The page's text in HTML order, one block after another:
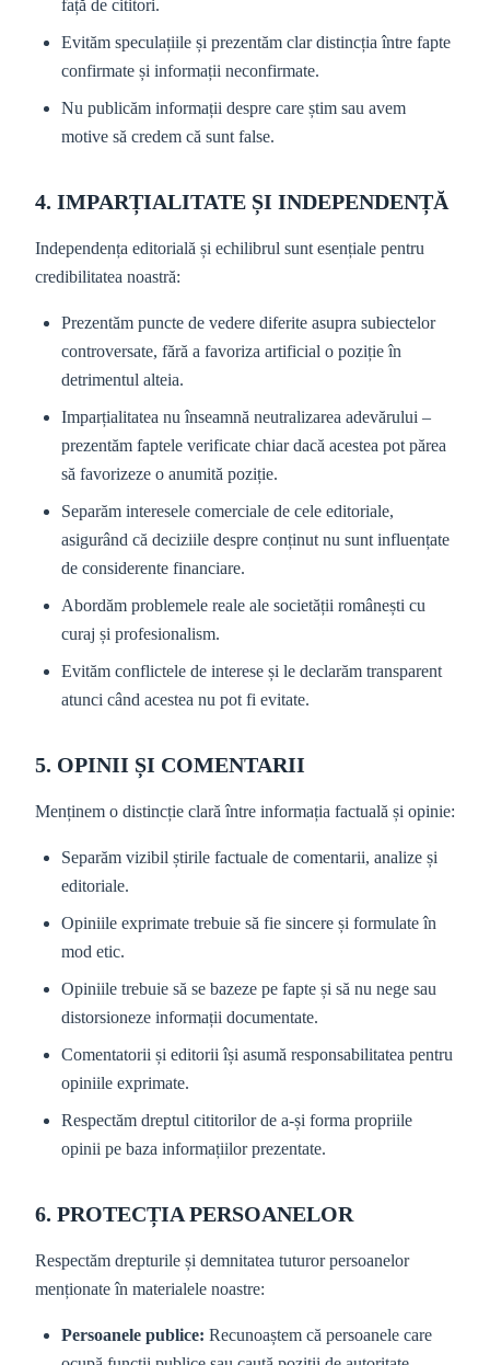
față de cititori.
Evităm speculațiile și prezentăm clar distincția între fapte
confirmate și informații neconfirmate.
Nu publicăm informații despre care știm sau avem
motive să credem că sunt false.
4. IMPARȚIALITATE ȘI INDEPENDENȚĂ
Independența editorială și echilibrul sunt esențiale pentru
credibilitatea noastră:
Prezentăm puncte de vedere diferite asupra subiectelor
controversate, fără a favoriza artificial o poziție în
detrimentul alteia.
Imparțialitatea nu înseamnă neutralizarea adevărului –
prezentăm faptele verificate chiar dacă acestea pot părea
să favorizeze o anumită poziție.
Separăm interesele comerciale de cele editoriale,
asigurând că deciziile despre conținut nu sunt influențate
de considerente financiare.
Abordăm problemele reale ale societății românești cu
curaj și profesionalism.
Evităm conflictele de interese și le declarăm transparent
atunci când acestea nu pot fi evitate.
5. OPINII ȘI COMENTARII
Menținem o distincție clară între informația factuală și opinie:
Separăm vizibil știrile factuale de comentarii, analize și
editoriale.
Opiniile exprimate trebuie să fie sincere și formulate în
mod etic.
Opiniile trebuie să se bazeze pe fapte și să nu nege sau
distorsioneze informații documentate.
Comentatorii și editorii își asumă responsabilitatea pentru
opiniile exprimate.
Respectăm dreptul cititorilor de a-și forma propriile
opinii pe baza informațiilor prezentate.
6. PROTECȚIA PERSOANELOR
Respectăm drepturile și demnitatea tuturor persoanelor
menționate în materialele noastre:
Persoanele publice: Recunoaștem că persoanele care